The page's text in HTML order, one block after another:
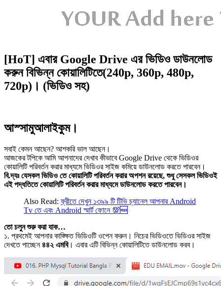
[HoT] এবার Google Drive এর ভিডিও ডাউনলোড
করুন বিভিন্ন কোয়ালিটিতে(240p, 360p, 480p,
720p)। (ভিডিও সহ)
আস্সামুআলাইকুম।
সবাই কেমন আছেন? আশকরি ভাল আছেন।
আজকের টপিকে আমি আপনাদের দেখাব কীভাবে Google Drive থেকে ভিডিওর
কোয়ালিটি পরিবর্তন করার মাধ্যমে ভিডিওর সাইজ কমিয়ে ডাউনলোড করতে পারবেন।
বি.দ্যঃ যেসকল ভিডিও তে কোয়ালিটি পরিবর্তন করার অপশন রয়েছে, শুধু সেসকল ভিডিওই
এই পদ্ধতিতে কোয়ালিটি পরিবর্তন করার মাধ্যমে ডাউনলোড করতে পারবেন।
Also Read:ফ্রীতে দেখুন ১৩৯৯ টি টিভি চ্যানেল আপনার Android
Tv তে এবং Android স্মার্ট ফোনে 💯🆓
তো চলুন শুরু করা যাক…
১. প্রথমেই আপনার কাঙ্ক্ষিত ভিডিওটি ওপেন করুন। নিচের ভিডিওতে ভিডিওর সাইজ
দেখতে পাচ্ছেন ৪৪২ এমবি। এবার এটি বিভিন্ন কোয়ালিটিতে ডাউনলোড করব।